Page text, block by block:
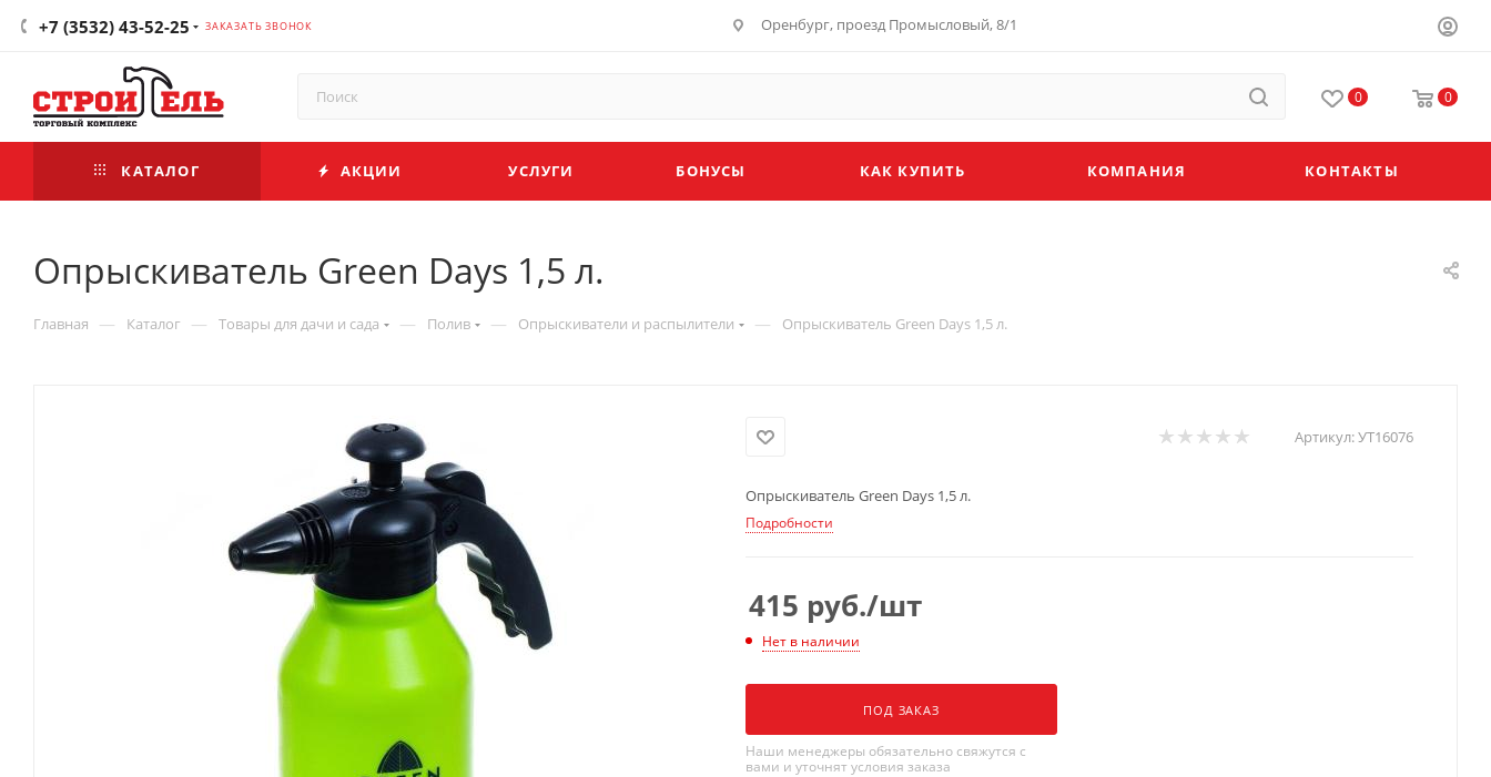
+7 (3532) 43-52-25 ЗАКАЗАТЬ ЗВОНОК Оренбург, проезд Промысловый, 8/1
0 0
КАТАЛОГ АКЦИИ УСЛУГИ БОНУСЫ КАК КУПИТЬ КОМПАНИЯ КОНТАКТЫ
Опрыскиватель Green Days 1,5 л.
Главная — Каталог — Товары для дачи и сада — Полив — Опрыскиватели и распылители — Опрыскиватель Green Days 1,5 л.
Артикул:УТ16076
Опрыскиватель Green Days 1,5 л.
Подробности
415 руб./шт
Нет в наличии
ПОД ЗАКАЗ
Наши менеджеры обязательно свяжутся с
вами и уточнят условия заказа